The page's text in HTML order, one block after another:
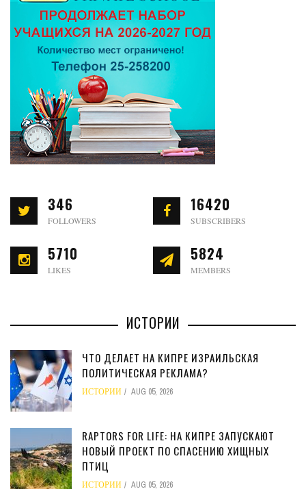
346
FOLLOWERS
16420
SUBSCRIBERS
5710
LIKES
5824
MEMBERS
ИСТОРИИ
ЧТО ДЕЛАЕТ НА КИПРЕ ИЗРАИЛЬСКАЯ
ПОЛИТИЧЕСКАЯ РЕКЛАМА?
ИСТОРИИ AUG 05, 2026
RAPTORS FOR LIFE: НА КИПРЕ ЗАПУСКАЮТ
НОВЫЙ ПРОЕКТ ПО СПАСЕНИЮ ХИЩНЫХ
ПТИЦ
ИСТОРИИ AUG 05, 2026